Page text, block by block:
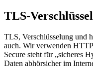
TLS-
TLS, Verschlüsselung und
auch. Wir verwenden
Secure steht für „sicheres
Daten abhörsicher im